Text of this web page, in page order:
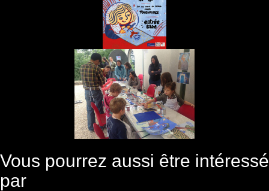
Vous pourrez aussi être intéressé
par